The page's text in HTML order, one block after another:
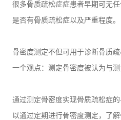
很多骨质疏松症症患者早期可无
是否有骨质疏松症以及严重程度。
骨密度测定不但可用于诊断骨质
一个观点： 测定骨密度被认为与
通过测定骨密度实现骨质疏松症
以通过定期进行骨密度测定，了